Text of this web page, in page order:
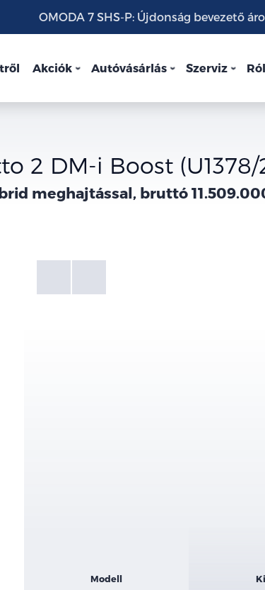
OMODA 7 SHS-P: Újdonság bevezető
Akciók Autóvásárlás Szerviz
2 DM-i Boost
meghajtással, bruttó
Galéria
KiemeltModell